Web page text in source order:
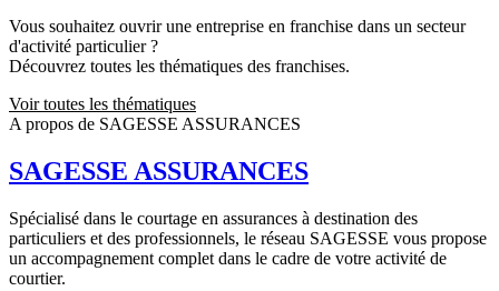
Vous souhaitez ouvrir une entreprise en franchise dans un secteur
d'activité particulier ?
Découvrez toutes les thématiques des franchises.
Voir toutes les thématiques
A propos de SAGESSE ASSURANCES
SAGESSE ASSURANCES
Spécialisé dans le courtage en assurances à destination des
particuliers et des professionnels, le réseau SAGESSE vous propose
un accompagnement complet dans le cadre de votre activité de
courtier.